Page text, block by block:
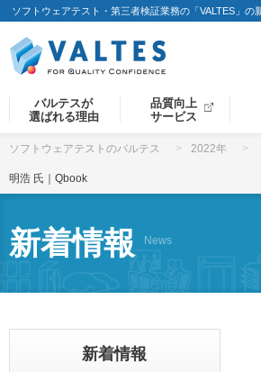
ソフトウェアテスト・第三者検証業務の「VALTES」の
バルテスが
選ばれる理由
品質向上
サービス
ソフトウェアテストのバルテス 2022年
明浩 氏｜Qbook
新着情報 News
新着情報